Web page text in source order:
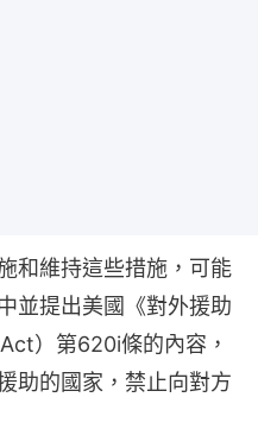
和維持這些措施，可能
並提出美國《對外援助
）第620i條的內容，
助的國家，禁止向對方